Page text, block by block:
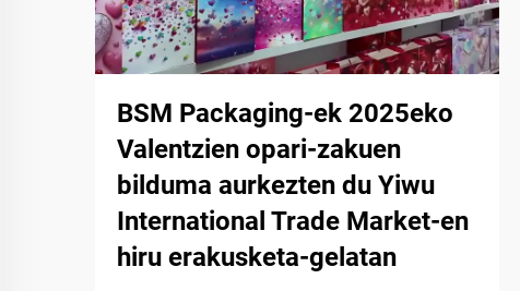
BSM Packaging-ek 2025eko
Valentzien opari-zakuen
bilduma aurkezten du Yiwu
International Trade Market-en
hiru erakusketa-gelatan